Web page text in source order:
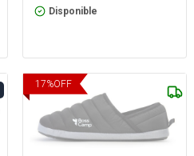
Disponible
17%OFF